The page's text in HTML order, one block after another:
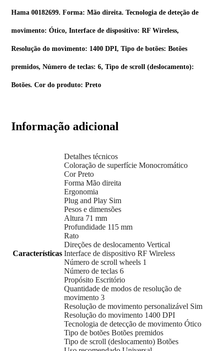
Hama 00182699. Forma: Mão direita. Tecnologia de deteção de
movimento: Ótico, Interface de dispositivo: RF Wireless,
Resolução do movimento: 1400 DPI, Tipo de botões: Botões
premidos, Número de teclas: 6, Tipo de scroll (deslocamento):
Botões. Cor do produto: Preto
Informação adicional
Características
Detalhes técnicos
Coloração de superfície Monocromático
Cor Preto
Forma Mão direita
Ergonomia
Plug and Play Sim
Pesos e dimensões
Altura 71 mm
Profundidade 115 mm
Rato
Direções de deslocamento Vertical
Interface de dispositivo RF Wireless
Número de scroll wheels 1
Número de teclas 6
Propósito Escritório
Quantidade de modos de resolução de
movimento 3
Resolução de movimento personalizável Sim
Resolução do movimento 1400 DPI
Tecnologia de detecção de movimento Ótico
Tipo de botões Botões premidos
Tipo de scroll (deslocamento) Botões